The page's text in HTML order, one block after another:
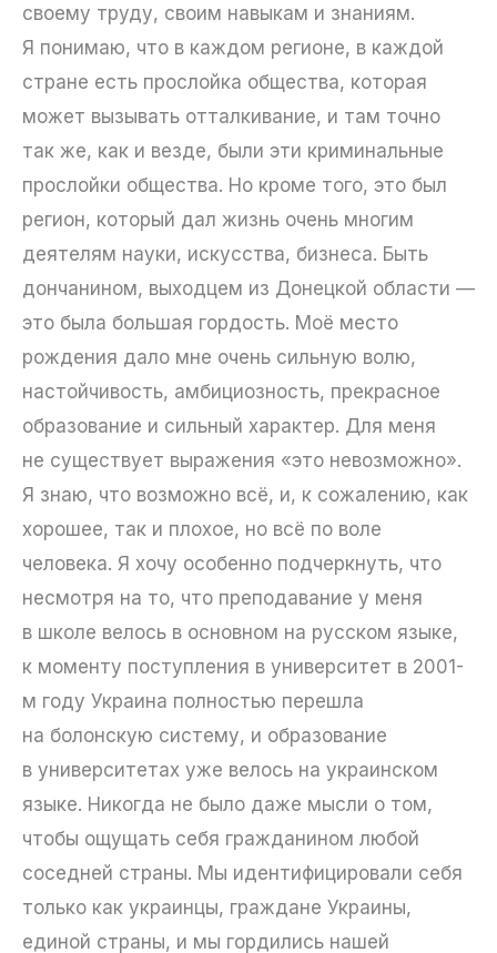
своему труду, своим навыкам и знаниям.
Я понимаю, что в каждом регионе, в каждой
стране есть прослойка общества, которая
может вызывать отталкивание, и там точно
так же, как и везде, были эти криминальные
прослойки общества. Но кроме того, это был
регион, который дал жизнь очень многим
деятелям науки, искусства, бизнеса. Быть
дончанином, выходцем из Донецкой области —
это была большая гордость. Моё место
рождения дало мне очень сильную волю,
настойчивость, амбициозность, прекрасное
образование и сильный характер. Для меня
не существует выражения «это невозможно».
Я знаю, что возможно всё, и, к сожалению, как
хорошее, так и плохое, но всё по воле
человека. Я хочу особенно подчеркнуть, что
несмотря на то, что преподавание у меня
в школе велось в основном на русском языке,
к моменту поступления в университет в 2001-
м году Украина полностью перешла
на болонскую систему, и образование
в университетах уже велось на украинском
языке. Никогда не было даже мысли о том,
чтобы ощущать себя гражданином любой
соседней страны. Мы идентифицировали себя
только как украинцы, граждане Украины,
единой страны, и мы гордились нашей